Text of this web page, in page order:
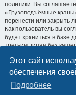
Этот сайт
обеспечения
Подробнее
политики. Вы
«Грузоподъёмные
перенести или закрыть
Как пользователь вы
будет храниться в базе
третьим лицам без
«Грузоподъёмные
за действия хакеров,
доступу к ней.